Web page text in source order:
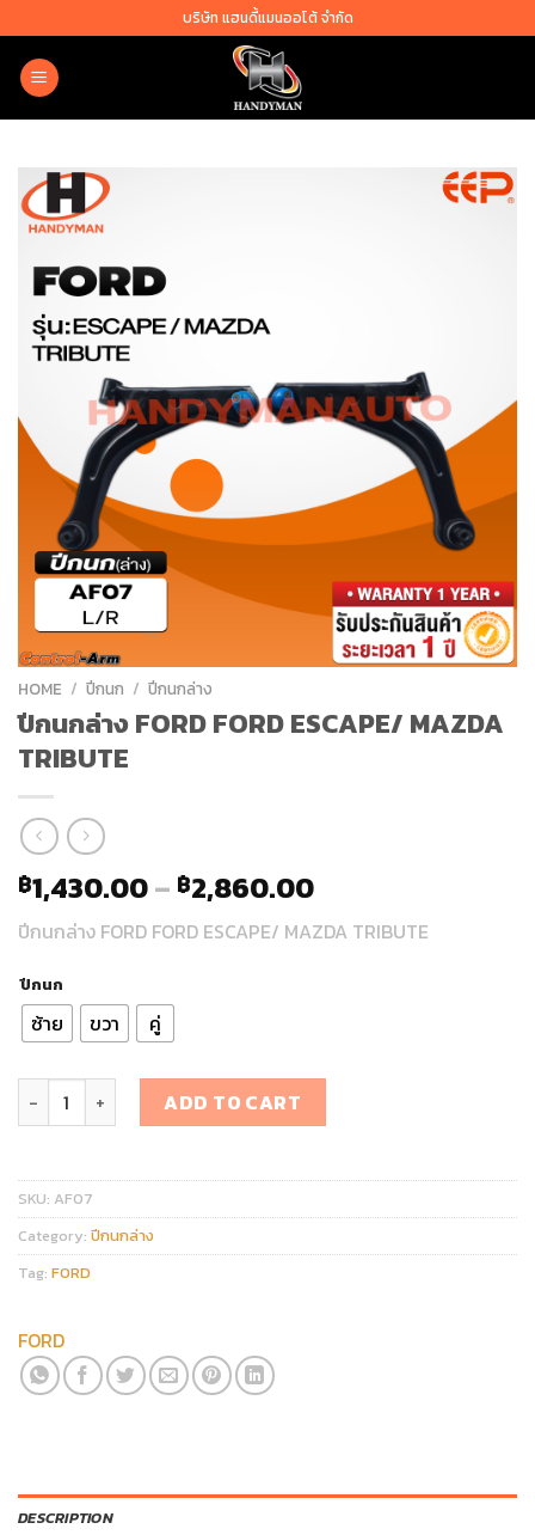
to
content
บริษัท แฮนดี้แมนออโต้ จำกัด
HOME / ปีกนก / ปีกนกล่าง
ปีกนกล่าง FORD FORD ESCAPE/ MAZDA
TRIBUTE
฿1,430.00– ฿2,860.00
ปีกนกล่าง FORD FORD ESCAPE/ MAZDA TRIBUTE
ปีกนก
ซ้าย ขวา คู่
ปีกนกล่าง FORD FORD ESCAPE/ MAZDA TRIBUTE quantity
ADD TO CART
SKU: AF07
Category: ปีกนกล่าง
Tag: FORD
FORD
DESCRIPTION